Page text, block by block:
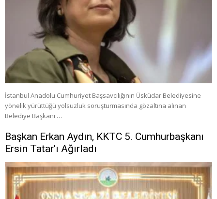
İstanbul Anadolu Cumhuriyet Başsavcılığının Üsküdar Belediyesine
yönelik yürüttüğü yolsuzluk soruşturmasında gözaltına alınan
Belediye Başkanı …
Başkan Erkan Aydın, KKTC 5. Cumhurbaşkanı
Ersin Tatar’ı Ağırladı